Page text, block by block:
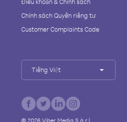
Chính sách Quyền riêng tư
Customer Complaints Code
Tiếng Việt
© 2026Viber Media S.à r.l.